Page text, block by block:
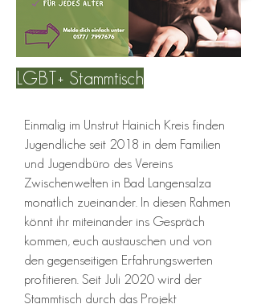
LGBT+ Stammtisch
Einmalig im Unstrut Hainich Kreis finden
Jugendliche seit 2018 in dem Familien
und Jugendbüro des Vereins
Zwischenwelten in Bad Langensalza
monatlich zueinander. In diesen Rahmen
könnt ihr miteinander ins Gespräch
kommen, euch austauschen und von
den gegenseitigen Erfahrungswerten
profitieren. Seit Juli 2020 wird der
Stammtisch durch das Projekt